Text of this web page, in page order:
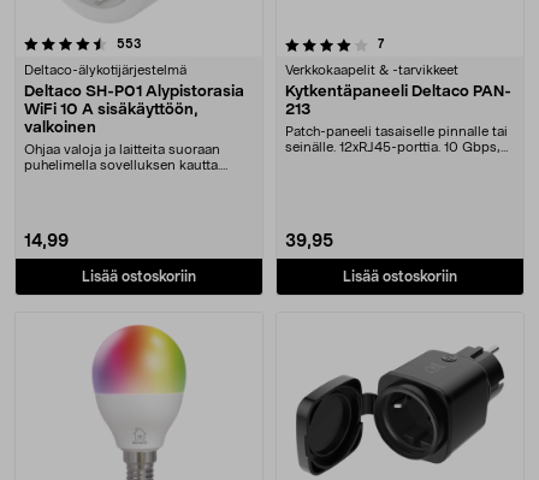
553
Deltaco-älykotijärjestelmä
Deltaco SH-P01 Älypistorasia
WiFi 10 A sisäkäyttöön,
valkoinen
Ohjaa valoja ja laitteita suoraan
puhelimella sovelluksen kautta.
14,99
Lisää ostoskoriin
4.0 viidestä tähdestä 7arvostelut
Verkkokaapelit & -tarvikkeet
Kytkentäpaneeli Deltaco PAN-
213
Patch-paneeli tasaiselle pinnalle tai
seinälle. 12xRJ45-porttia. 10 Gbps,
39,95
Lisää ostoskoriin